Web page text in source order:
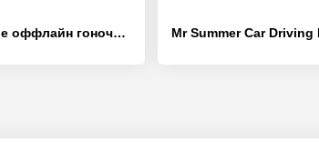
настоящие оффлайн гоночные игр - [Взлом/МОД Меню]